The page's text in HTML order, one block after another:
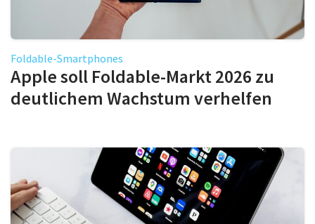
Foldable-Smartphones
Apple soll Foldable-Markt 2026 zu
deutlichem Wachstum verhelfen